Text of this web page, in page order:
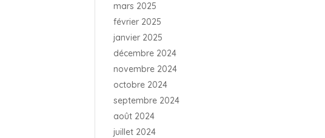
mars 2025
février 2025
janvier 2025
décembre 2024
novembre 2024
octobre 2024
septembre 2024
août 2024
juillet 2024